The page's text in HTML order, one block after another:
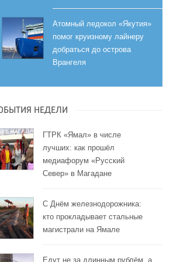
Атомный ледокол «Якутия»
помог круизному лайнеру
добраться до острова
Врангеля
НЕДЕЛИ
ГТРК «Ямал» в числе
лучших: как прошёл
медиафорум «Русский
Север» в Магадане
С Днём железнодорожника:
кто прокладывает стальные
магистрали на Ямале
Едут не за длинным рублём, а